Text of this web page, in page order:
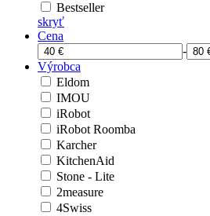
Bestseller
skryť
Cena
-
Výrobca
Eldom
IMOU
iRobot
iRobot Roomba
Karcher
KitchenAid
Stone - Lite
2measure
4Swiss